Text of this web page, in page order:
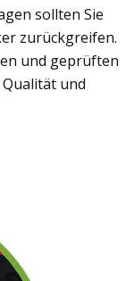
sollten Sie
zurückgreifen.
und geprüften
und